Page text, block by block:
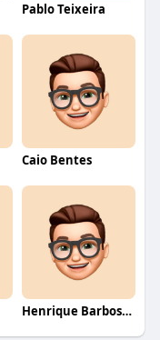
Pablo Teixeira
Caio Bentes
Henrique Barbosa Yokobataki